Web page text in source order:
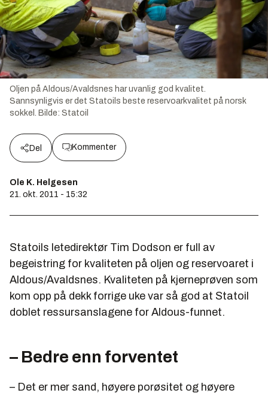
Oljen på Aldous/Avaldsnes har uvanlig god kvalitet.
Sannsynligvis er det Statoils beste reservoarkvalitet på norsk
sokkel.
Bilde: Statoil
Del Kommenter
Ole K. Helgesen
21. okt. 2011 - 15:32
Statoils letedirektør Tim Dodson er full av
begeistring for kvaliteten på oljen og reservoaret i
Aldous/Avaldsnes. Kvaliteten på kjerneprøven som
kom opp på dekk forrige uke var så god at Statoil
doblet ressursanslagene for Aldous-funnet.
– Bedre enn forventet
– Det er mer sand, høyere porøsitet og høyere